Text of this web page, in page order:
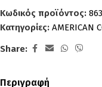
Κωδικός προϊόντος:
Κατηγορίες: AMERICAN
Share:
Περιγραφή